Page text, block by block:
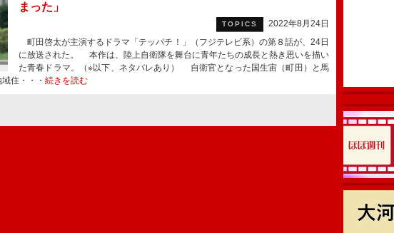
まった」
TOPICS
2022年8月24日
町田啓太が主演するドラマ「テッパチ！」（フジテレビ系）の第８話が、24日
に放送された。 本作は、陸上自衛隊を舞台に青年たちの成長と熱き思いを描い
た青春ドラマ。（※以下、ネタバレあり） 自衛官となった国生宙（町田）と馬
住・・・ 続きを読む